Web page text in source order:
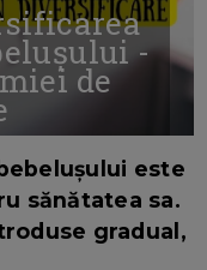
-
de
este
sănătatea sa.
gradual,